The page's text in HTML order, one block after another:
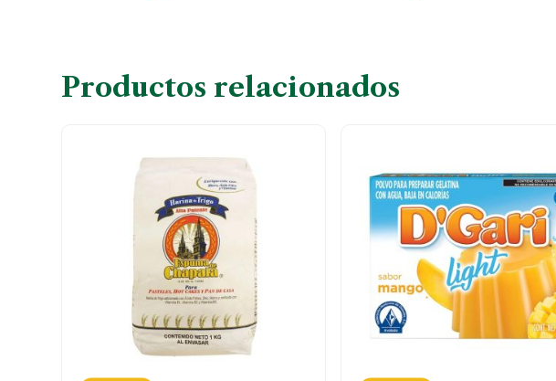
Productos relacionados